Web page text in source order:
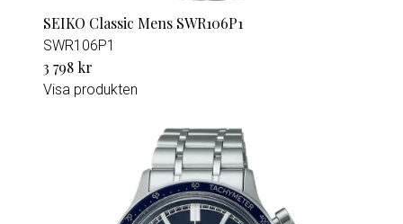
SEIKO Classic Mens SWR106P1
SWR106P1
3 798 kr
Visa produkten